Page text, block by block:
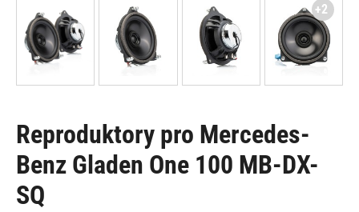
Reproduktory pro Mercedes-
Benz Gladen One 100 MB-DX-
SQ
+2